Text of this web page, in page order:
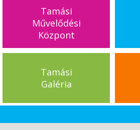
Tamási
Művelődési
Központ
Tamási
Galéria